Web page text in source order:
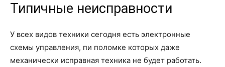
Типичные неисправности
У всех видов техники сегодня есть электронные
схемы управления, пи поломке которых даже
механически исправная техника не будет работать.